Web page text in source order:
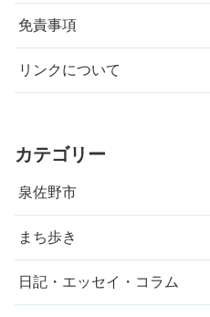
免責事項
リンクについて
カテゴリー
泉佐野市
まち歩き
日記・エッセイ・コラム